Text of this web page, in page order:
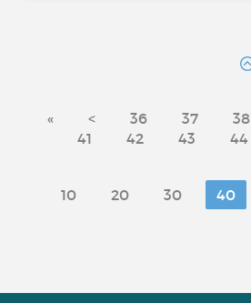
« < 36 37 38
41
42 43 44
10 20 30 40